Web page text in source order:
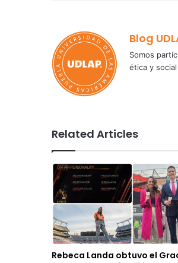
Blog
Somos
ética y
Related Articles
Rebeca Landa obtuvo el